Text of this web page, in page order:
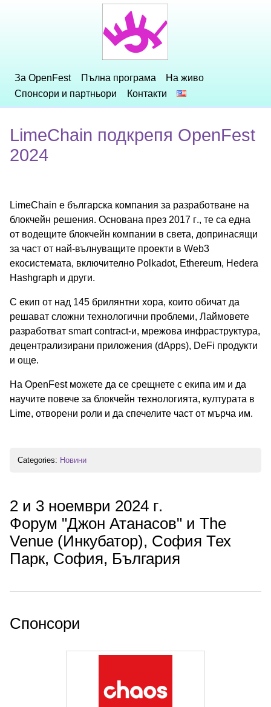
За OpenFest Пълна програма
На живо
Спонсори и партньори
Контакти
LimeChain подкрепя OpenFest
2024
LimeChain е българска компания за разработване на
блокчейн решения. Основана през 2017 г., те са една
от водещите блокчейн компании в света, допринасящи
за част от най-вълнуващите проекти в Web3
екосистемата, включително Polkadot, Ethereum, Hedera
Hashgraph и други.
С екип от над 145 брилянтни хора, които обичат да
решават сложни технологични проблеми, Лаймовете
разработват smart contract-и, мрежова инфраструктура,
децентрализирани приложения (dApps), DeFi продукти
и още.
На OpenFest можете да се срещнете с екипа им и да
научите повече за блокчейн технологията, културата в
Lime, отворени роли и да спечелите част от мърча им.
Categories: Новини
2 и 3 ноември 2024 г.
Форум "Джон Атанасов" и The
Venue (Инкубатор), София Тех
Парк, София, България
Спонсори